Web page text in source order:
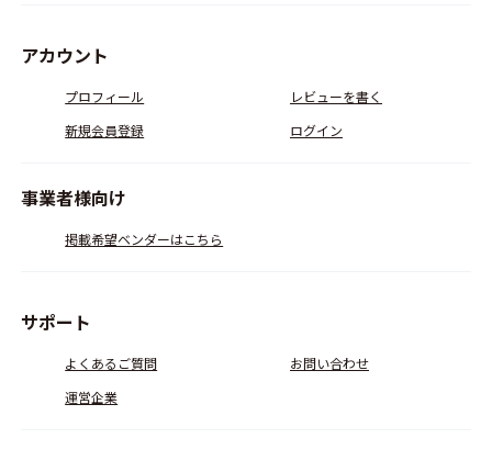
アカウント
プロフィール
レビューを書く
新規会員登録
ログイン
事業者様向け
掲載希望ベンダーはこちら
サポート
よくあるご質問
お問い合わせ
運営企業